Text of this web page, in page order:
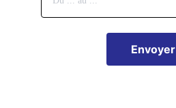
Envoyer